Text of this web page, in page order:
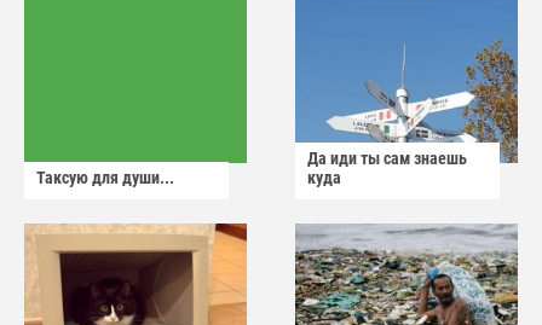
Таксую для души...
Да иди ты сам знаешь
куда